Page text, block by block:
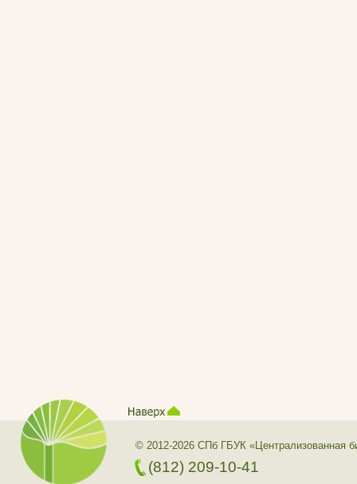
© 2012-2026 СПб ГБУК «Централизованная
(812) 209-10-41